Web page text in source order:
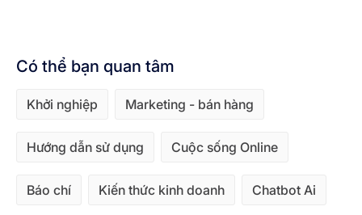
Có thể bạn quan tâm
Khởi nghiệp Marketing - bán hàng
Hướng dẫn sử dụng Cuộc sống Online
Báo chí Kiến thức kinh doanh Chatbot Ai